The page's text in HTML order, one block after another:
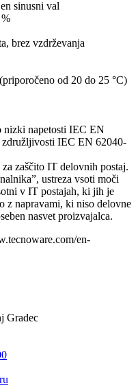
sinusni val
brez vzdrževanja
od 20 do 25 °C)
napetosti IEC EN
IEC EN 62040-
zaščito IT delovnih postaj.
ustreza vsoti moči
v IT postajah, ki jih je
z napravami, ki niso delovne
nasvet proizvajalca.
en-
Gradec